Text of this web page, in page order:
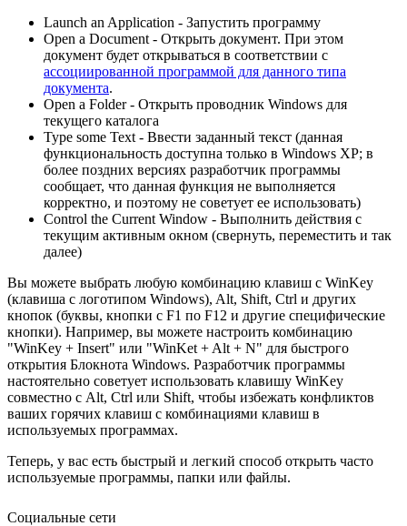
Launch an Application - Запустить программу
Open a Document - Открыть документ. При этом
документ будет открываться в соответствии с
ассоциированной программой для данного типа
документа.
Open a Folder - Открыть проводник Windows для
текущего каталога
Type some Text - Ввести заданный текст (данная
функциональность доступна только в Windows XP; в
более поздних версиях разработчик программы
сообщает, что данная функция не выполняется
корректно, и поэтому не советует ее использовать)
Control the Current Window - Выполнить действия с
текущим активным окном (свернуть, переместить и так
далее)
Вы можете выбрать любую комбинацию клавиш с WinKey
(клавиша с логотипом Windows), Alt, Shift, Ctrl и других
кнопок (буквы, кнопки с F1 по F12 и другие специфические
кнопки). Например, вы можете настроить комбинацию
"WinKey + Insert" или "WinKet + Alt + N" для быстрого
открытия Блокнота Windows. Разработчик программы
настоятельно советует использовать клавишу WinKey
совместно с Alt, Ctrl или Shift, чтобы избежать конфликтов
ваших горячих клавиш с комбинациями клавиш в
используемых программах.
Теперь, у вас есть быстрый и легкий способ открыть часто
используемые программы, папки или файлы.
Социальные сети